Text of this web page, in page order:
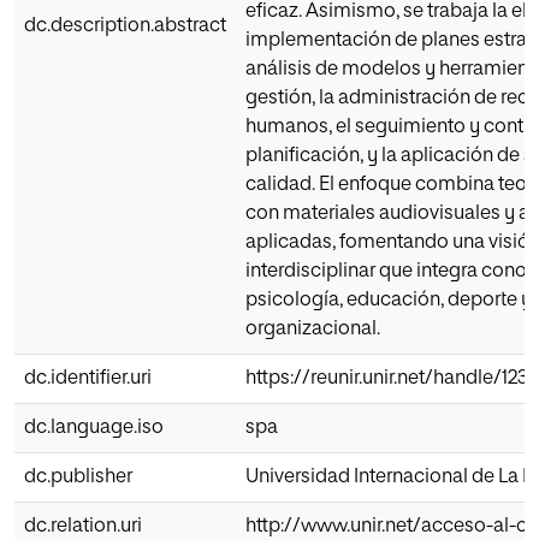
dc.description.abstract
eficaz. Asimismo, se trabaja la
implementación de planes
análisis de modelos y
gestión, la administración de
humanos, el seguimiento y
planificación, y la aplicación de
calidad. El enfoque combina
con materiales audiovisuales y
aplicadas, fomentando una visión
interdisciplinar que integra
psicología, educación, deporte y
organizacional.
dc.identifier.uri https://reunir.unir.net/handle/
dc.language.iso spa
dc.publisher Universidad Internacional de La
dc.relation.uri http://www.unir.net/acceso-al-